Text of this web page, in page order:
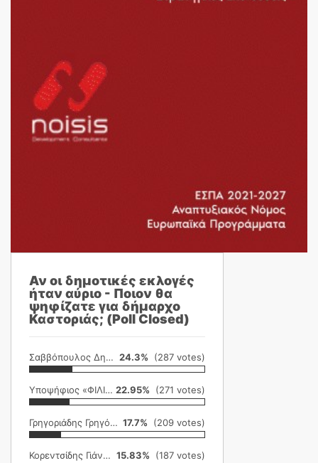
Αν οι δημοτικές εκλογές
ήταν αύριο - Ποιον θα
ψηφίζατε για δήμαρχο
Καστοριάς; (Poll Closed)
Σαββόπουλος Δημήτρης 24.3% (287 votes)
Υποψήφιος «ΦΙΛΙΚΗ ΕΤΑΙΡΕΙΑ» 22.95% (271 votes)
Γρηγοριάδης Γρηγόρης 17.7% (209 votes)
Κορεντσίδης Γιάννης 15.83% (187 votes)